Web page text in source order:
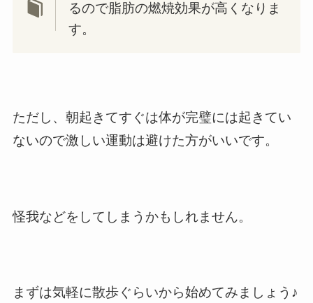
るので脂肪の燃焼効果が高くなりま
す。
ただし、朝起きてすぐは体が完璧には起きてい
ないので激しい運動は避けた方がいいです。
怪我などをしてしまうかもしれません。
まずは気軽に散歩ぐらいから始めてみましょう♪